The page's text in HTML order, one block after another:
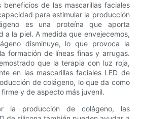
beneficios de las mascarillas faciales
para estimular la producción
es una proteína que aporta
a la piel. A medida que envejecemos,
disminuye, lo que provoca la
formación de líneas finas y arrugas.
que la terapia con luz roja,
en las mascarillas faciales LED de
de colágeno, lo que da como
y de aspecto más juvenil.
la producción de colágeno, las